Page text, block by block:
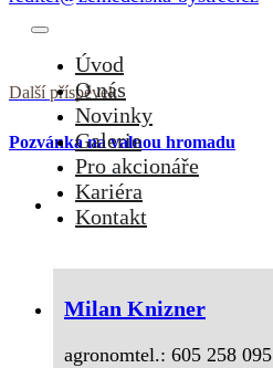
Úvod
O nás
Novinky
Galerie
Pro akcionáře
Kariéra
Kontakt
Další příspěvek
Pozvánka na valnou hromadu
Milan Knizner
agronomtel.: 605 258 095